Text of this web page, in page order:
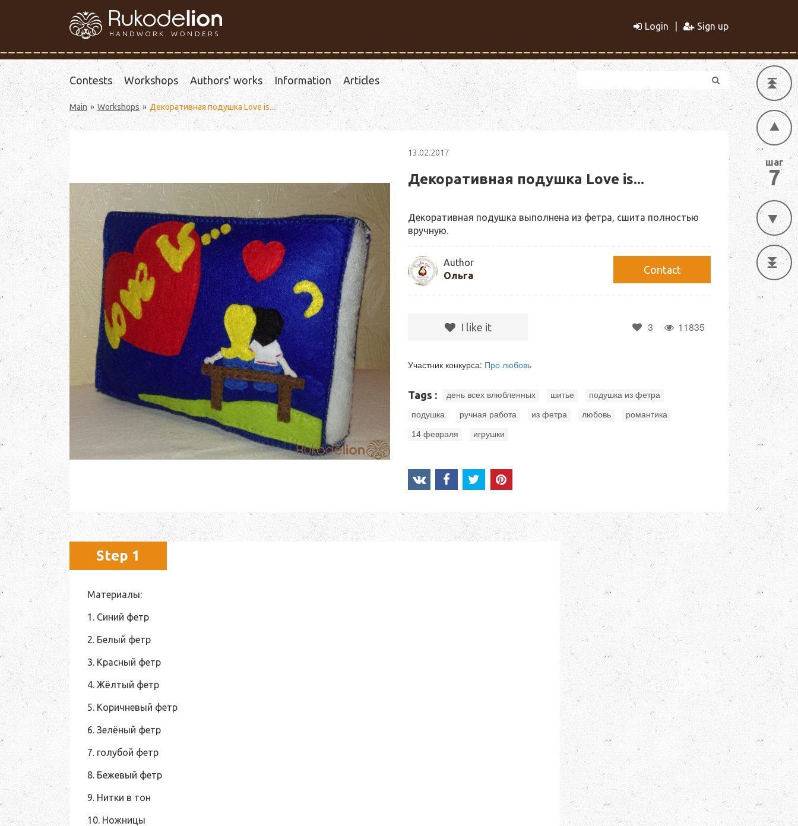
HANDWORK WONDERS
Login Sign up
Contests Workshops Authors' works Information Articles
Main Workshops Декоративная подушка Love is...
13.02.2017
Декоративная подушка Love is...
Декоративная подушка выполнена из фетра, сшита полностью
вручную.
Author
Ольга
Сontact
I like it 3 11835
Участник конкурса: Про любовь
Tags : день всех влюбленных шитье подушка из фетра
подушка ручная работа из фетра любовь романтика
14 февраля игрушки
шаг
7
Step 1
Материалы:
1. Синий фетр
2. Белый фетр
3. Красный фетр
4. Жёлтый фетр
5. Коричневый фетр
6. Зелёный фетр
7. голубой фетр
8. Бежевый фетр
9. Нитки в тон
10. Ножницы